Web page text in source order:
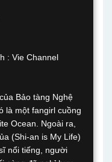
: Vie Channel
Bảo tàng Nghệ
là một fangirl cuồng
Ocean. Ngoài ra,
(Shi-an is My Life)
nổi tiếng, người